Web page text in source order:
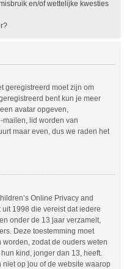
en/of wettelijke kwesties
geregistreerd moet zijn om
bent kun je meer
avatar opgeven,
lid worden van
maar even, dus we raden het
Online Privacy and
uit 1998 die vereist dat iedere
onder de 13 jaar verzamelt,
Deze toestemming moet
zodat de ouders weten
kind, jonger dan 13, heeft.
op jou of de website waarop